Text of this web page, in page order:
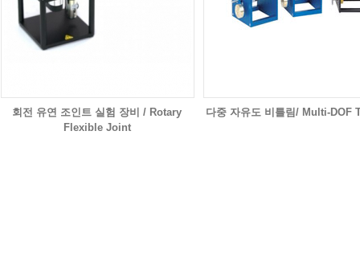
회전 유연 조인트 실험 장비 / Rotary
Flexible Joint
다중 자유도 비틀림/ Multi-DOF